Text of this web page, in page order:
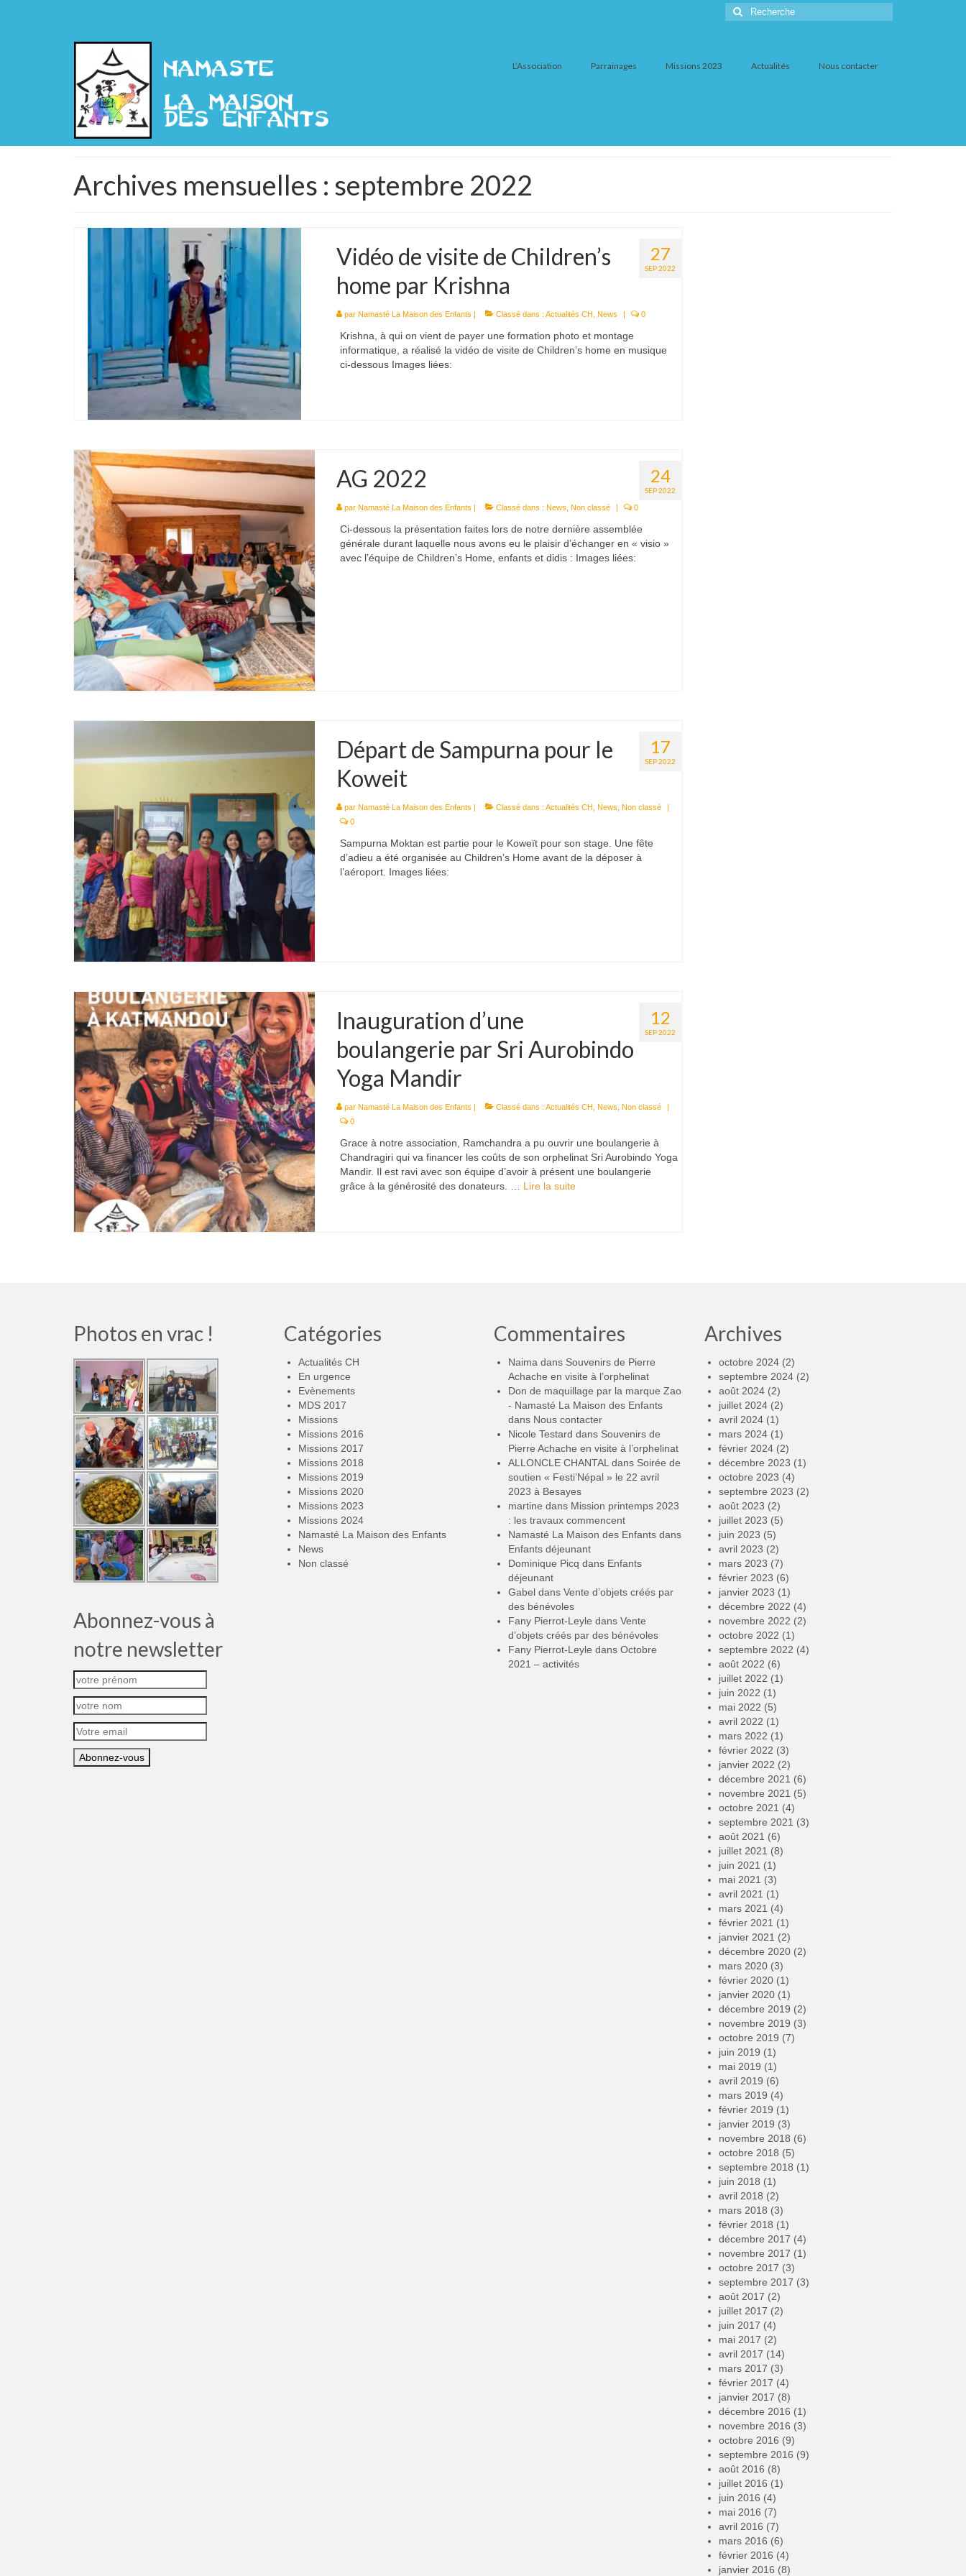
Rechercher
:
L’Association Parrainages Missions 2023 Actualités Nous contacter
Archives mensuelles : septembre 2022
27
SEP 2022
Vidéo de visite de Children’s
home par Krishna
par Namasté La Maison des Enfants | Classé dans : Actualités CH News | 0
Krishna, à qui on vient de payer une formation photo et montage
informatique, a réalisé la vidéo de visite de Children’s home en musique
ci-dessous Images liées:
24
SEP 2022
AG 2022
par Namasté La Maison des Enfants | Classé dans : News Non classé | 0
Ci-dessous la présentation faites lors de notre dernière assemblée
générale durant laquelle nous avons eu le plaisir d’échanger en « visio »
avec l’équipe de Children’s Home, enfants et didis : Images liées:
17
SEP 2022
Départ de Sampurna pour le
Koweit
par Namasté La Maison des Enfants | Classé dans : Actualités CH News Non classé
|
0
Sampurna Moktan est partie pour le Koweït pour son stage. Une fête
d’adieu a été organisée au Children’s Home avant de la déposer à
l’aéroport. Images liées:
12
SEP 2022
Inauguration d’une
boulangerie par Sri Aurobindo
Yoga Mandir
par Namasté La Maison des Enfants | Classé dans : Actualités CH News Non classé
|
0
Grace à notre association, Ramchandra a pu ouvrir une boulangerie à
Chandragiri qui va financer les coûts de son orphelinat Sri Aurobindo Yoga
Mandir. Il est ravi avec son équipe d’avoir à présent une boulangerie
grâce à la générosité des donateurs. … Lire la suite­­
Photos en vrac !
Abonnez-vous à
notre newsletter
Catégories
Actualités CH
En urgence
Evènements
MDS 2017
Missions
Missions 2016
Missions 2017
Missions 2018
Missions 2019
Missions 2020
Missions 2023
Missions 2024
Namasté La Maison des Enfants
News
Non classé
Commentaires
Naima dans Souvenirs de Pierre
Achache en visite à l’orphelinat
Don de maquillage par la marque Zao
- Namasté La Maison des Enfants
dans Nous contacter
Nicole Testard dans Souvenirs de
Pierre Achache en visite à l’orphelinat
ALLONCLE CHANTALdans Soirée de
soutien « Festi’Népal » le 22 avril
2023 à Besayes
martine dans Mission printemps 2023
: les travaux commencent
Namasté La Maison des Enfants dans
Enfants déjeunant
Dominique Picq dans Enfants
déjeunant
Gabel dans Vente d’objets créés par
des bénévoles
Fany Pierrot-Leyle dans Vente
d’objets créés par des bénévoles
Fany Pierrot-Leyle dans Octobre
2021 – activités
Archives
octobre 2024(2)
septembre 2024(2)
août 2024(2)
juillet 2024(2)
avril 2024(1)
mars 2024(1)
février 2024(2)
décembre 2023 (1)
octobre 2023 (4)
septembre 2023 (2)
août 2023 (2)
juillet 2023 (5)
juin 2023 (5)
avril 2023 (2)
mars 2023 (7)
février 2023 (6)
janvier 2023 (1)
décembre 2022 (4)
novembre 2022 (2)
octobre 2022 (1)
septembre 2022 (4)
août 2022 (6)
juillet 2022 (1)
juin 2022 (1)
mai 2022 (5)
avril 2022 (1)
mars 2022 (1)
février 2022 (3)
janvier 2022 (2)
décembre 2021 (6)
novembre 2021 (5)
octobre 2021 (4)
septembre 2021 (3)
août 2021 (6)
juillet 2021 (8)
juin 2021 (1)
mai 2021 (3)
avril 2021 (1)
mars 2021 (4)
février 2021 (1)
janvier 2021 (2)
décembre 2020(2)
mars 2020(3)
février 2020(1)
janvier 2020(1)
décembre 2019 (2)
novembre 2019 (3)
octobre 2019 (7)
juin 2019 (1)
mai 2019 (1)
avril 2019 (6)
mars 2019 (4)
février 2019 (1)
janvier 2019 (3)
novembre 2018 (6)
octobre 2018 (5)
septembre 2018 (1)
juin 2018 (1)
avril 2018 (2)
mars 2018 (3)
février 2018 (1)
décembre 2017 (4)
novembre 2017 (1)
octobre 2017 (3)
septembre 2017 (3)
août 2017 (2)
juillet 2017 (2)
juin 2017 (4)
mai 2017 (2)
avril 2017 (14)
mars 2017 (3)
février 2017 (4)
janvier 2017 (8)
décembre 2016 (1)
novembre 2016 (3)
octobre 2016 (9)
septembre 2016 (9)
août 2016 (8)
juillet 2016 (1)
juin 2016 (4)
mai 2016 (7)
avril 2016 (7)
mars 2016 (6)
février 2016 (4)
janvier 2016 (8)